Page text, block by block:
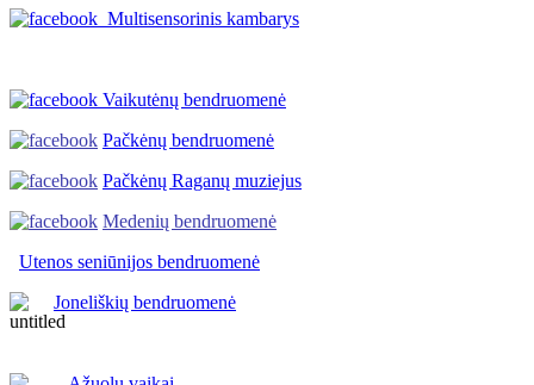
Multisensorinis kambarys
Vaikutėnų bendruomenė
Pačkėnų bendruomenė
Pačkėnų Raganų muziejus
Medenių bendruomenė
Utenos seniūnijos bendruomenė
Joneliškių bendruomenė